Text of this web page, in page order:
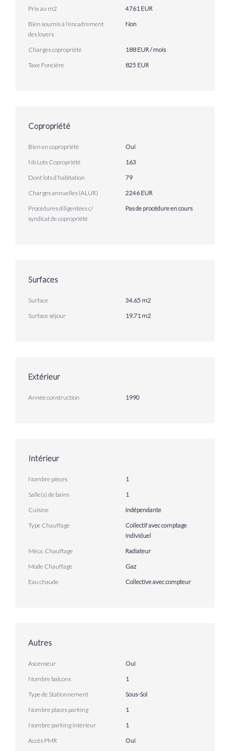
Prix au m2
4761 EUR
Bien soumis à l'encadrement
des loyers
Non
Charges copropriété
188 EUR / mois
Taxe Foncière
825 EUR
Copropriété
Bien en copropriété
Oui
Nb Lots Copropriété
163
Dont lots d'habitation
79
Charges annuelles (ALUR)
2246 EUR
Procédures diligentées c/
syndicat de copropriété
Pas de procédure en cours
Surfaces
Surface
34.65 m2
Surface séjour
19.71 m2
Extérieur
Année construction 1990
Intérieur
Nombre pièces
1
Salle(s) de bains
1
Cuisine
Indépendante
Type Chauffage
Collectif avec comptage
individuel
Méca. Chauffage
Radiateur
Mode Chauffage
Gaz
Eau chaude
Collective avec compteur
Autres
Ascenseur
Oui
Nombre balcons
1
Type de Stationnement
Sous-Sol
Nombre places parking
1
Nombre parking intérieur
1
Accès PMR
Oui